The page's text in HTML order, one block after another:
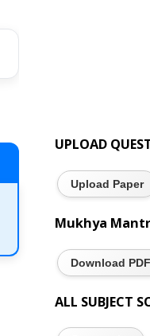
UPLOAD
Upload Paper
Mukhya
Download PDF
ALL SUBJECT